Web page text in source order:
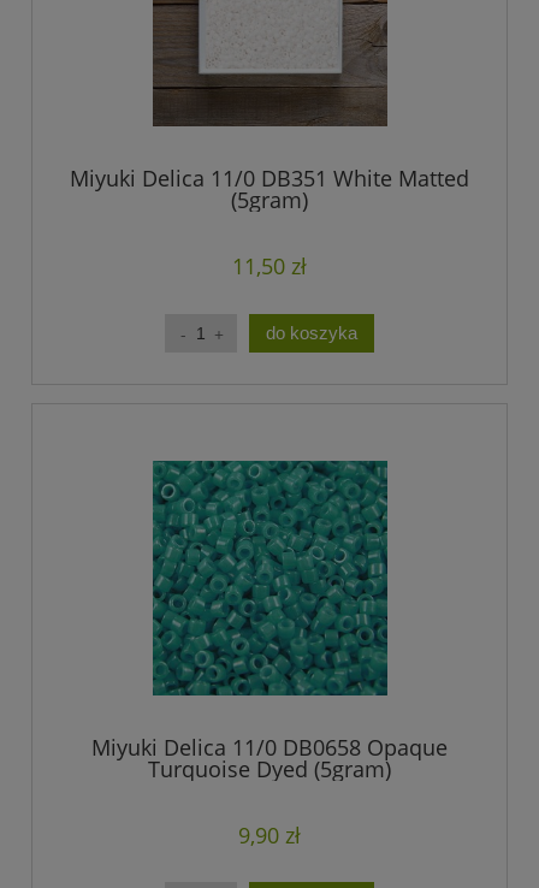
Miyuki Delica 11/0 DB351 White Matted
(5gram)
11,50 zł
do koszyka
Miyuki Delica 11/0 DB0658 Opaque
Turquoise Dyed (5gram)
9,90 zł